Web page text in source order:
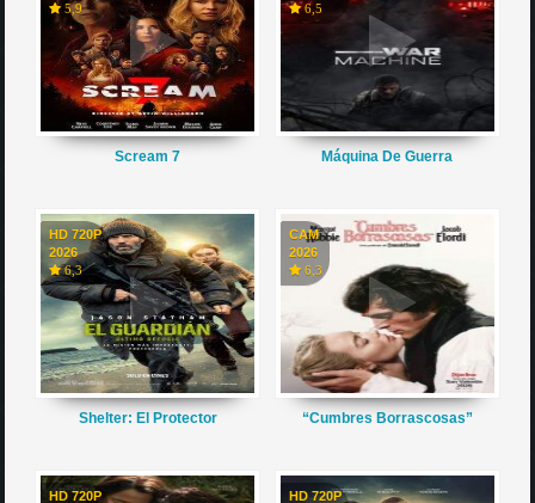
5,9
Scream 7
6,5
Máquina De Guerra
HD 720P
2026
6,3
Shelter: El Protector
CAM
2026
6,3
“Cumbres Borrascosas”
HD 720P HD 720P